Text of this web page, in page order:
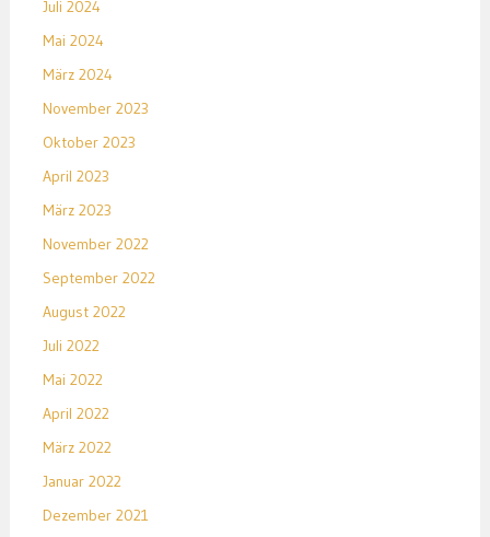
Juli 2024
Mai 2024
März 2024
November 2023
Oktober 2023
April 2023
März 2023
November 2022
September 2022
August 2022
Juli 2022
Mai 2022
April 2022
März 2022
Januar 2022
Dezember 2021